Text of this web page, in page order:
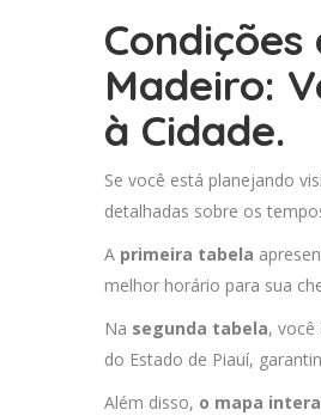
Madeiro:
à Cidade.
Se você está planejando
detalhadas sobre os
A primeira tabela
melhor horário para sua
Na segunda tabela, você
do Estado de Piauí,
Além disso, o mapa